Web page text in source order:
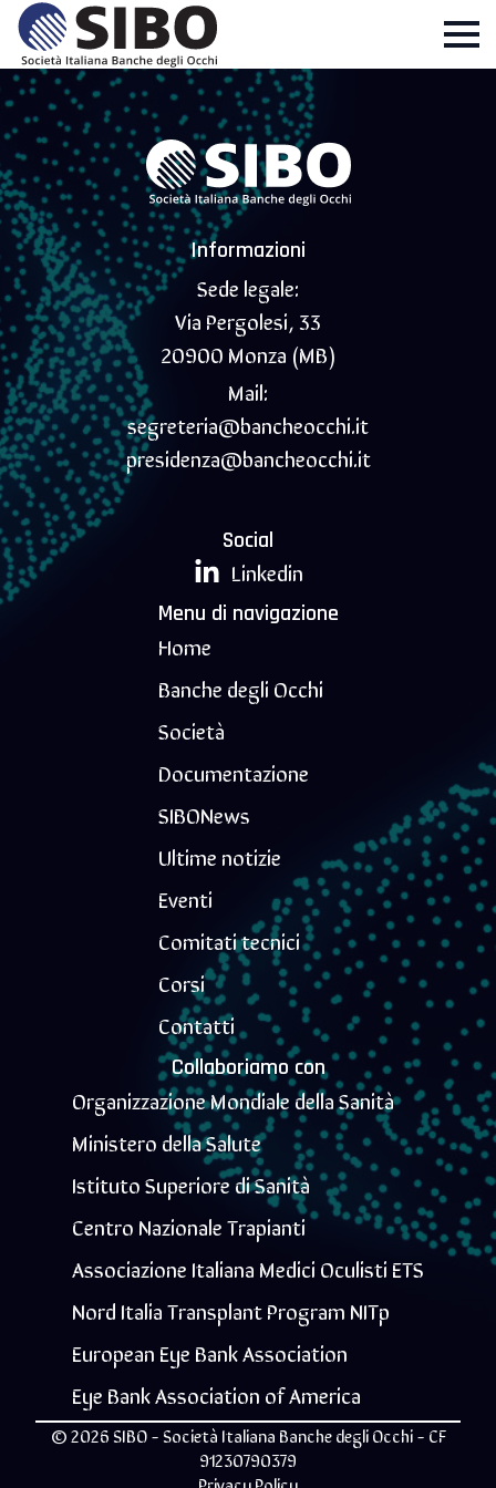
Informazioni
Sede legale:
Via Pergolesi, 33
20900 Monza (MB)
Mail:
segreteria@bancheocchi.it
presidenza@bancheocchi.it
Social
Linkedin
Menu di navigazione
Home
Banche degli Occhi
Società
Documentazione
SIBONews
Ultime notizie
Eventi
Comitati tecnici
Corsi
Contatti
Collaboriamo con
Organizzazione Mondiale della Sanità
Ministero della Salute
Istituto Superiore di Sanità
Centro Nazionale Trapianti
Associazione Italiana Medici Oculisti ETS
Nord Italia Transplant Program NITp
European Eye Bank Association
Eye Bank Association of America
© 2026 SIBO - Società Italiana Banche degli Occhi - CF
91230790379